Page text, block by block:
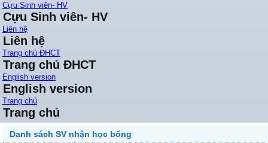
Cựu Sinh viên- HV
Cựu Sinh viên- HV
Liên hệ
Liên hệ
Trang chủ ĐHCT
Trang chủ ĐHCT
English version
English version
Trang chủ
Trang chủ
Danh sách SV nhận học bổng